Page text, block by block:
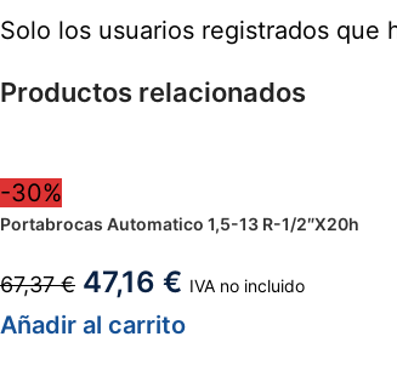
Solo los usuarios registrados que
Productos relacionados
-30%
Portabrocas Automatico 1,5-13 R-1/2″X20h
67,37€ 47,16 € IVA no incluido
Añadir al carrito